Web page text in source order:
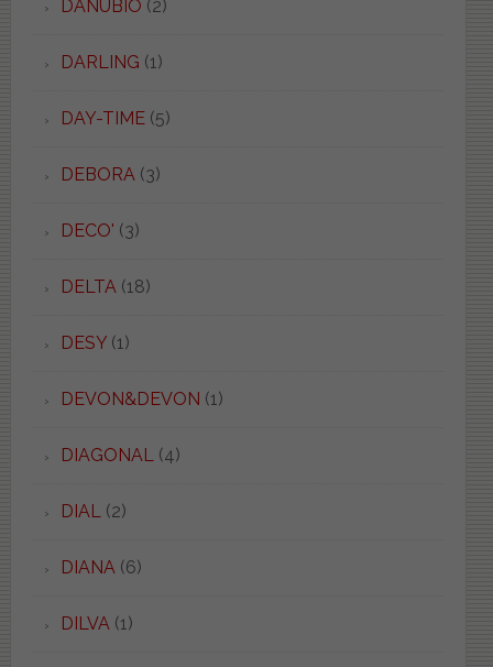
DANUBIO (2)
DARLING (1)
DAY-TIME(5)
DEBORA (3)
DECO' (3)
DELTA (18)
DESY(1)
DEVON&DEVON (1)
DIAGONAL (4)
DIAL (2)
DIANA (6)
DILVA (1)